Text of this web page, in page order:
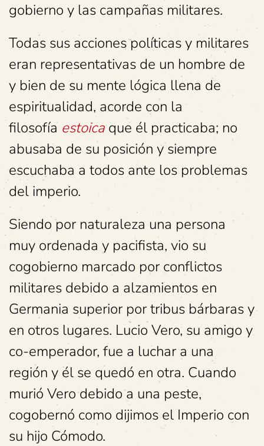
gobierno y las campañas militares.
Todas sus acciones políticas y militares
eran representativas de un hombre de
y bien de su mente lógica llena de
espiritualidad, acorde con la
filosofía estoica que él practicaba; no
abusaba de su posición y siempre
escuchaba a todos ante los problemas
del imperio.
Siendo por naturaleza una persona
muy ordenada y pacifista, vio su
cogobierno marcado por conflictos
militares debido a alzamientos en
Germania superior por tribus bárbaras y
en otros lugares. Lucio Vero, su amigo y
co-emperador, fue a luchar a una
región y él se quedó en otra. Cuando
murió Vero debido a una peste,
cogobernó como dijimos el Imperio con
su hijo Cómodo.